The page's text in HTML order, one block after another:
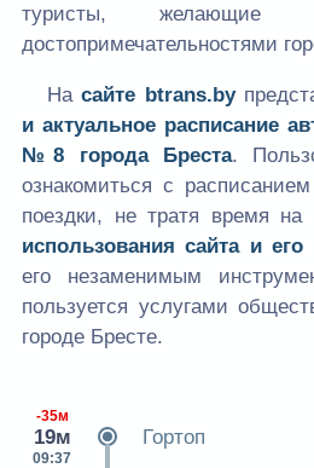
туристы, желающие
достопримечательностями
Насайте btrans.by
и актуальное расписание
№8 города Бреста.
ознакомиться с
поездки, не тратя время на
использования сайта и его
его незаменимым
пользуется услугами
городе Бресте.
-35м
19м
09:37
Гортоп